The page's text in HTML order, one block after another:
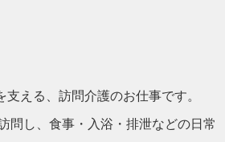
える、訪問介護のお仕事です。
問し、食事・入浴・排泄などの日常